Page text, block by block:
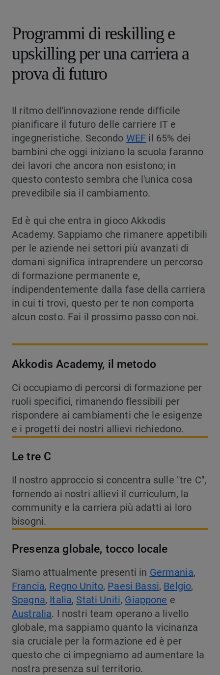
Programmi di reskilling e
upskilling per una carriera a
prova di futuro
Il ritmo dell'innovazione rende difficile
pianificare il futuro delle carriere IT e
ingegneristiche. Secondo WEF il 65% dei
bambini che oggi iniziano la scuola faranno
dei lavori che ancora non esistono; in
questo contesto sembra che l'unica cosa
prevedibile sia il cambiamento.
Ed è qui che entra in gioco Akkodis
Academy. Sappiamo che rimanere appetibili
per le aziende nei settori più avanzati di
domani significa intraprendere un percorso
di formazione permanente e,
indipendentemente dalla fase della carriera
in cui ti trovi, questo per te non comporta
alcun costo. Fai il prossimo passo con noi.
Akkodis Academy, il metodo
Ci occupiamo di percorsi di formazione per
ruoli specifici, rimanendo flessibili per
rispondere ai cambiamenti che le esigenze
e i progetti dei nostri allievi richiedono.
Le tre C
Il nostro approccio si concentra sulle "tre C",
fornendo ai nostri allievi il curriculum, la
community e la carriera più adatti ai loro
bisogni.
Presenza globale, tocco locale
Siamo attualmente presenti in Germania,
Francia, Regno Unito, Paesi Bassi, Belgio,
Spagna, Italia, Stati Uniti, Giappone e
Australia. I nostri team operano a livello
globale, ma sappiamo quanto la vicinanza
sia cruciale per la formazione ed è per
questo che ci impegniamo ad aumentare la
nostra presenza sul territorio.